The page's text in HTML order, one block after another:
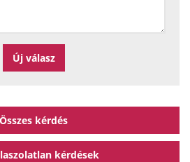
Összes kérdés
kérdések